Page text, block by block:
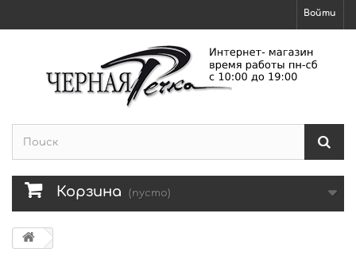
Войти
Корзина (пусто)